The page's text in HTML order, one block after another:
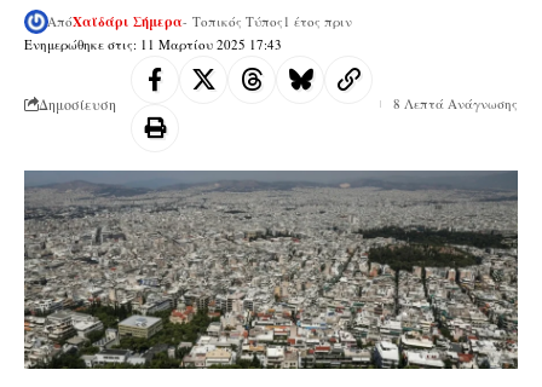
Ενημερώθηκε στις: 11 Μαρτίου 2025 17:43
ΑπόΧαϊδάρι Σήμερα- Τοπικός Τύπος 1 έτος πριν
Δημοσίευση 8 Λεπτά Ανάγνωσης